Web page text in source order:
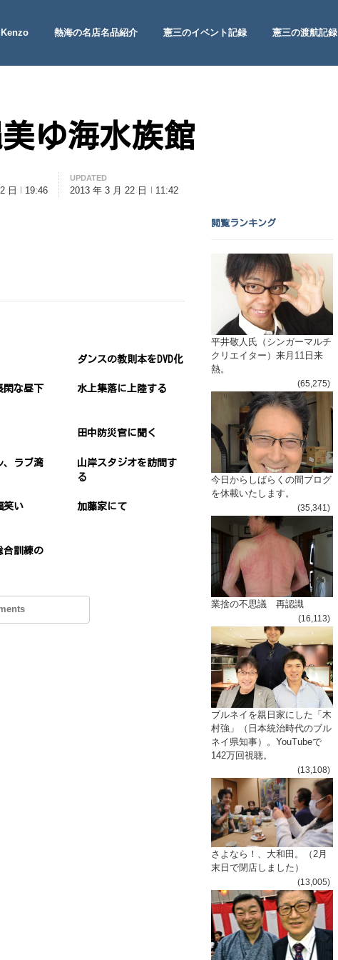
Site
Kenzo 熱海の名店名品紹介 憲三のイベント記録 憲三の渡航記録
ゆ海水族館
日 19:46
UPDATED
2013 年 3 月 22 日 11:42
ダンスの教則本をDVD化
閑な昼下
水上集落に上陸する
田中防災官に聞く
、ラブ湾
山岸スタジオを訪問す
る
笑い 加藤家にて
合訓練の
閲覧ランキング
平井敬人氏（シンガーマルチ
クリエイター）来月11日来
熱。
(65,275)
今日からしばらくの間ブログ
を休載いたします。
(35,341)
業捨の不思議 再認識
(16,113)
ブルネイを親日家にした「木
村強」（日本統治時代のブル
ネイ県知事）。YouTubeで
142万回視聴。
(13,108)
さよなら！、大和田。（2月
末日で閉店しました）
(13,005)